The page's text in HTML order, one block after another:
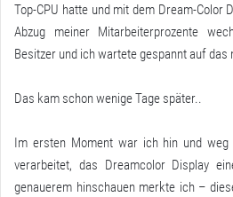
Top-CPU hatte und mit dem Dream-Color
Abzug meiner Mitarbeiterprozente
Besitzer und ich wartete gespannt auf das
Das kam schon wenige Tage später..
Im ersten Moment war ich hin und
verarbeitet, das Dreamcolor Display
genauerem hinschauen merkte ich –